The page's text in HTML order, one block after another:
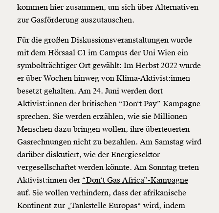
kommen hier zusammen, um sich über Alternativen
zur Gasförderung auszutauschen.
Für die großen Diskussionsveranstaltungen wurde
mit dem Hörsaal C1 im Campus der Uni Wien ein
symbolträchtiger Ort gewählt: Im Herbst 2022 wurde
er über Wochen hinweg von Klima-Aktivist:innen
besetzt gehalten. Am 24. Juni werden dort
Aktivist:innen der britischen “Don‘t Pay” Kampagne
sprechen. Sie werden erzählen, wie sie Millionen
Menschen dazu bringen wollen, ihre überteuerten
Gasrechnungen nicht zu bezahlen. Am Samstag wird
darüber diskutiert, wie der Energiesektor
vergesellschaftet werden könnte. Am Sonntag treten
Aktivist:innen der “Don‘t Gas Africa”-Kampagne
auf. Sie wollen verhindern, dass der afrikanische
Kontinent zur „Tankstelle Europas“ wird, indem